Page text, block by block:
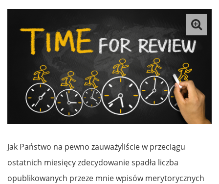
Jak Państwo na pewno zauważyliście w przeciągu
ostatnich miesięcy zdecydowanie spadła liczba
opublikowanych przeze mnie wpisów merytorycznych